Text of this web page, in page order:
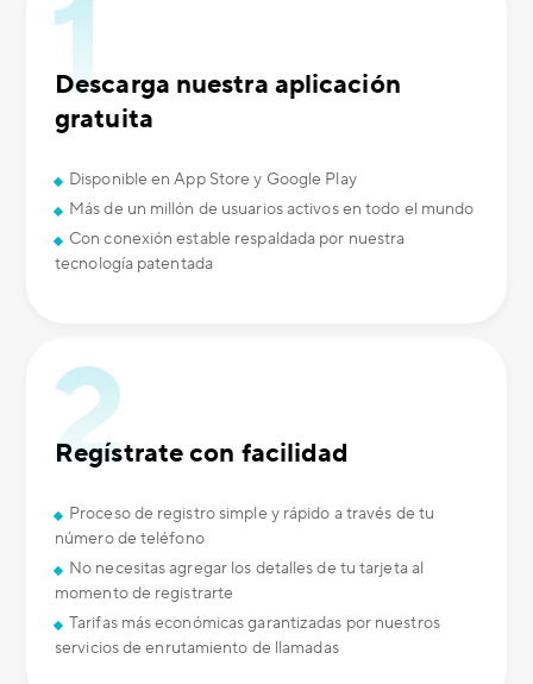
Descarga nuestra aplicación
gratuita
Disponible en App Store y Google Play
Más de un millón de usuarios activos en todo el mundo
Con conexión estable respaldada por nuestra
tecnología patentada
Regístrate con facilidad
Proceso de registro simple y rápido a través de tu
número de teléfono
No necesitas agregar los detalles de tu tarjeta al
momento de registrarte
Tarifas más económicas garantizadas por nuestros
servicios de enrutamiento de llamadas